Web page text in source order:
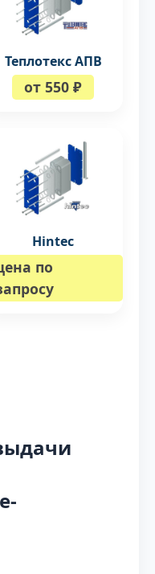
Теплотекс АПВ
от 550 ₽
Hintec
по